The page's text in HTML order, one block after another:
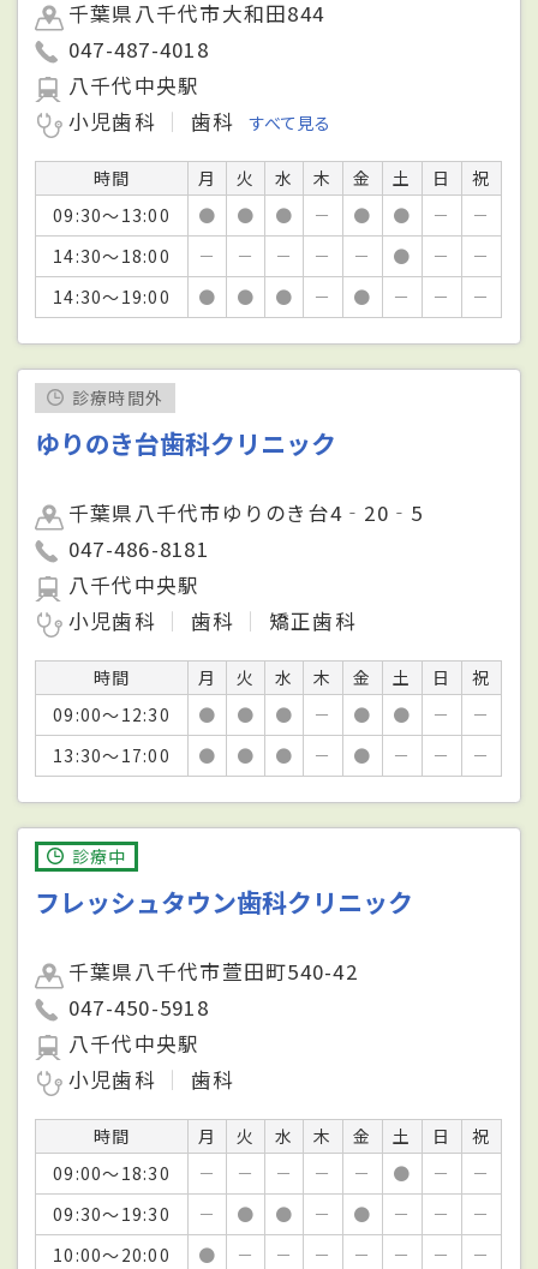
千葉県八千代市大和田844
047-487-4018
八千代中央駅
小児歯科
歯科 すべて見る
時間 月 火 水 木 金 土 日
祝
09:30～13:00
● ● ● － ● ● －
－
14:30～18:00
－ － － － － ● －
－
14:30～19:00
● ● ● － ● － － －
診療時間外
ゆりのき台歯科クリニック
千葉県八千代市ゆりのき台4‐20‐5
047-486-8181
八千代中央駅
小児歯科
歯科 矯正歯科
時間 月 火 水 木 金 土 日
祝
09:00～12:30
● ● ● － ● ● －
－
13:30～17:00
● ● ● － ● － － －
診療中
フレッシュタウン歯科クリニック
千葉県八千代市萱田町540-42
047-450-5918
八千代中央駅
小児歯科
歯科
時間 月 火 水 木 金 土 日
祝
09:00～18:30
－ － － － － ● －
－
09:30～19:30
－ ● ● － ● － －
－
10:00～20:00
● － － － － － － －